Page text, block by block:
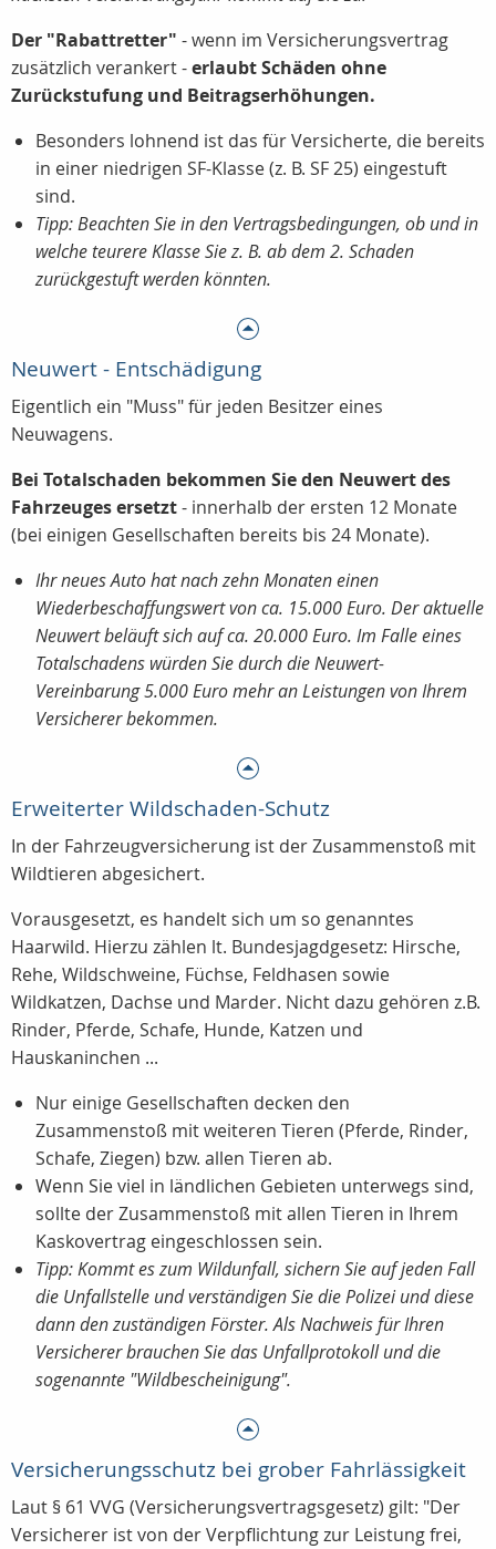
Der "Rabattretter" - wenn im Versicherungsvertrag
zusätzlich verankert -erlaubt Schäden ohne
Zurückstufung und Beitragserhöhungen.
Besonders lohnend ist das für Versicherte, die bereits
in einer niedrigen SF-Klasse (z. B. SF 25) eingestuft
sind.
Tipp: Beachten Sie in den Vertragsbedingungen, ob und in
welche teurere Klasse Sie z. B. ab dem 2. Schaden
zurückgestuft werden könnten.
Neuwert - Entschädigung
Eigentlich ein "Muss" für jeden Besitzer eines
Neuwagens.
Bei Totalschaden bekommen Sie den Neuwert des
Fahrzeuges ersetzt- innerhalb der ersten 12 Monate
(bei einigen Gesellschaften bereits bis 24 Monate).
Ihr neues Auto hat nach zehn Monaten einen
Wiederbeschaffungswert von ca. 15.000 Euro. Der aktuelle
Neuwert beläuft sich auf ca. 20.000 Euro. Im Falle eines
Totalschadens würden Sie durch die Neuwert-
Vereinbarung 5.000 Euro mehr an Leistungen von Ihrem
Versicherer bekommen.
Erweiterter Wildschaden-Schutz
In der Fahrzeugversicherung ist der Zusammenstoß mit
Wildtieren abgesichert.
Vorausgesetzt, es handelt sich um so genanntes
Haarwild. Hierzu zählen lt. Bundesjagdgesetz: Hirsche,
Rehe, Wildschweine, Füchse, Feldhasen sowie
Wildkatzen, Dachse und Marder. Nicht dazu gehören z.B.
Rinder, Pferde, Schafe, Hunde, Katzen und
Hauskaninchen ...
Nur einige Gesellschaften decken den
Zusammenstoß mit weiteren Tieren (Pferde, Rinder,
Schafe, Ziegen) bzw. allen Tieren ab.
Wenn Sie viel in ländlichen Gebieten unterwegs sind,
sollte der Zusammenstoß mit allen Tieren in Ihrem
Kaskovertrag eingeschlossen sein.
Tipp: Kommt es zum Wildunfall, sichern Sie auf jeden Fall
die Unfallstelle und verständigen Sie die Polizei und diese
dann den zuständigen Förster. Als Nachweis für Ihren
Versicherer brauchen Sie das Unfallprotokoll und die
sogenannte "Wildbescheinigung".
Versicherungsschutz bei grober Fahrlässigkeit
Laut § 61 VVG (Versicherungsvertragsgesetz) gilt: "Der
Versicherer ist von der Verpflichtung zur Leistung frei,